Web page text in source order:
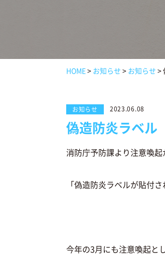
HOME > お知らせ > お知らせ >
お知らせ 2023.06.08
偽造防炎ラベル
消防庁予防課より注意喚起
「偽造防炎ラベルが貼付
今年の3月にも注意喚起と